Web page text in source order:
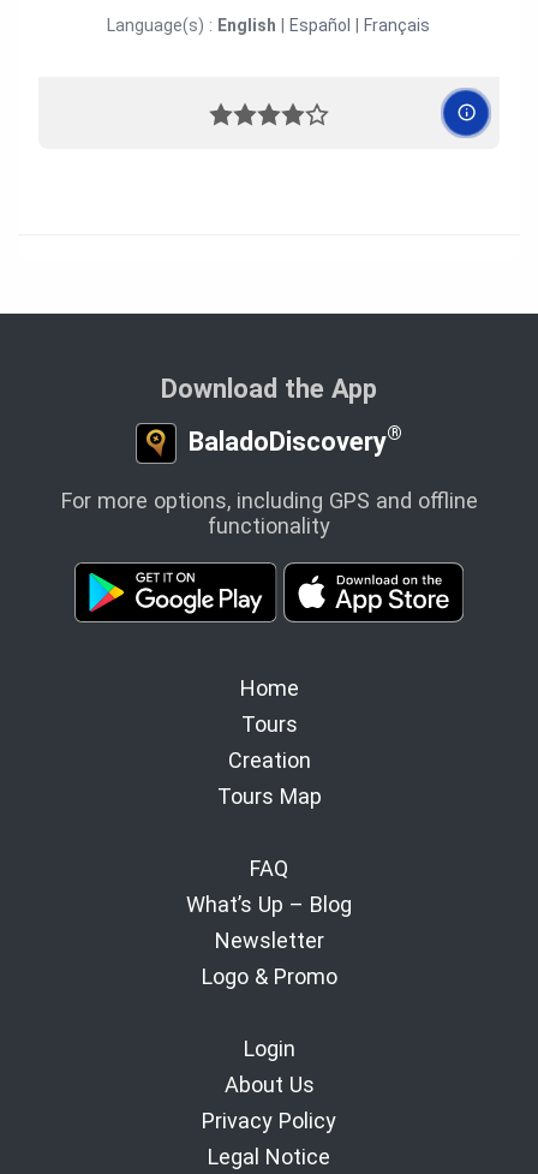
Language(s) : English Español Français
Download the App
BaladoDiscovery®
For more options, including GPS and offline
functionality
Home
Tours
Creation
Tours Map
FAQ
What’s Up – Blog
Newsletter
Logo & Promo
Login
About Us
Privacy Policy
Legal Notice